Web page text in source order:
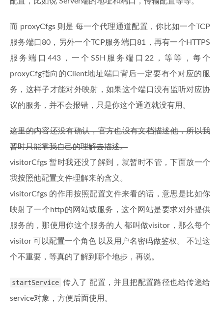
而 proxyCfgs 则是 每一个代理通道配置，你比如一个TCP
服务端口80，另外一个TCP服务端口81，再有一个HTTPS
服务端口443，一个SSH服务端口22，等等，每个
proxyCfg指向的Client地址端口背后一定要有个对应的服
务，这样子才能对外映射，如果这个端口没有监听对应协
议的服务，并不会报错，只是你这个通道就没有用。
这里的内容还没有确认，官方也没有文档描述他，所以我
暂时只能靠我自己的理解去描述。
visitorCfgs 暂时我还没了解到，就暂时不管，下面放一个
我按照他配置文件理解来的含义。
visitorCfgs 的作用按照配置文件来看的话，意思是比如你
映射了一个http的网站或服务，这个网站是要求对外提供
服务的，那使用你这个服务的人 都叫做visitor，那么每个
visitor 可以配置一个角色 以及用户名密码做鉴权。 不过这
个不重要，等真的了解到哪个地步，再说。
startService 传入了 配置，并且把配置路径也给传递给
service对象，方便后面使用。